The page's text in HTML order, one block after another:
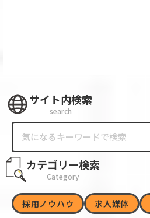
サイト内検索
search
カテゴリー検索
Category
採用ノウハウ 求人媒体